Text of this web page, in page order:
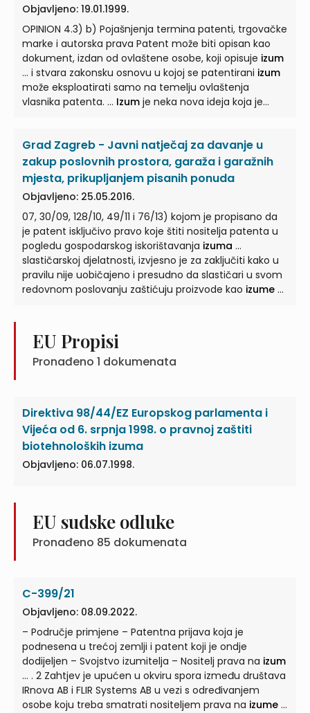
Objavljeno: 19.01.1999.
OPINION 4.3) b) Pojašnjenja termina patenti, trgovačke
marke i autorska prava Patent može biti opisan kao
dokument, izdan od ovlaštene osobe, koji opisuje izum
... i stvara zakonsku osnovu u kojoj se patentirani izum
može eksploatirati samo na temelju ovlaštenja
vlasnika patenta. ... Izum je neka nova ideja koja je
Grad Zagreb - Javni natječaj za davanje u
zakup poslovnih prostora, garaža i garažnih
mjesta, prikupljanjem pisanih ponuda
Objavljeno: 25.05.2016.
07, 30/09, 128/10, 49/11 i 76/13) kojom je propisano da
je patent isključivo pravo koje štiti nositelja patenta u
pogledu gospodarskog iskorištavanja izuma ...
slastičarskoj djelatnosti, izvjesno je za zaključiti kako u
pravilu nije uobičajeno i presudno da slastičari u svom
redovnom poslovanju zaštićuju proizvode kao izume ...
EU Propisi
Pronađeno 1 dokumenata
Direktiva 98/44/EZ Europskog parlamenta i
Vijeća od 6. srpnja 1998. o pravnoj zaštiti
biotehnoloških izuma
Objavljeno: 06.07.1998.
EU sudske odluke
Pronađeno 85 dokumenata
C-399/21
Objavljeno: 08.09.2022.
– Područje primjene – Patentna prijava koja je
podnesena u trećoj zemlji i patent koji je ondje
dodijeljen – Svojstvo izumitelja – Nositelj prava na izum
... . 2 Zahtjev je upućen u okviru spora između društava
IRnova AB i FLIR Systems AB u vezi s određivanjem
osobe koju treba smatrati nositeljem prava na izume ...